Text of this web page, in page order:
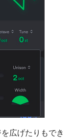
広げたりもでき